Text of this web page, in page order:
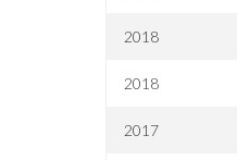
2018
2018
2017